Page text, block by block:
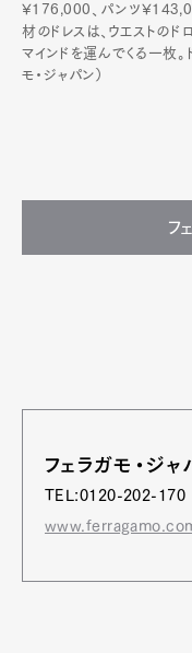
¥176,000、パンツ
材のドレスは、ウエストのド
マインドを運んでくる一枚
モ・ジャパン）
フ
フェラガモ・ジャ
TEL:0120-202-170